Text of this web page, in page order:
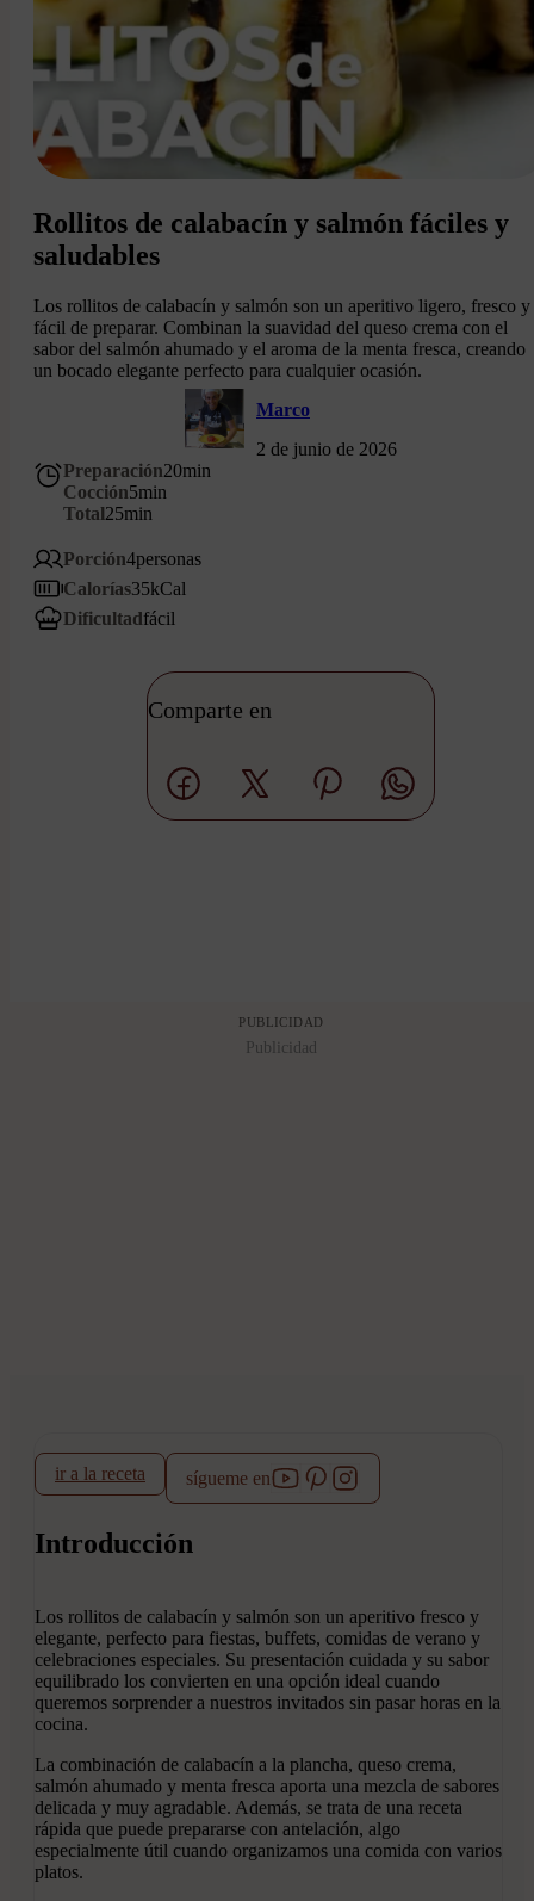
Rollitos de calabacín y salmón fáciles y
saludables
Los rollitos de calabacín y salmón son un aperitivo ligero, fresco y
fácil de preparar. Combinan la suavidad del queso crema con el
sabor del salmón ahumado y el aroma de la menta fresca, creando
un bocado elegante perfecto para cualquier ocasión.
Marco
2 de junio de 2026
Preparación20min
Cocción5min
Total25min
Porción4personas
Calorías35kCal
Dificultadfácil
Comparte en
PUBLICIDAD
Publicidad
Introducción
ir a la receta sígueme en
Los rollitos de calabacín y salmón son un aperitivo fresco y
elegante, perfecto para fiestas, buffets, comidas de verano y
celebraciones especiales. Su presentación cuidada y su sabor
equilibrado los convierten en una opción ideal cuando
queremos sorprender a nuestros invitados sin pasar horas en la
cocina.
La combinación de calabacín a la plancha, queso crema,
salmón ahumado y menta fresca aporta una mezcla de sabores
delicada y muy agradable. Además, se trata de una receta
rápida que puede prepararse con antelación, algo
especialmente útil cuando organizamos una comida con varios
platos.